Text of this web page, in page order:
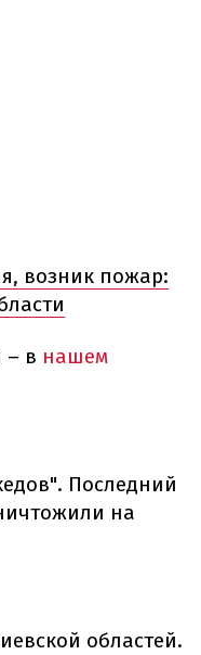
возник пожар:
– в нашем
Последний
на
областей.